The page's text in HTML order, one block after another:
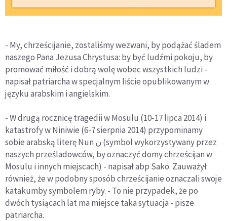
- My, chrześcijanie, zostaliśmy wezwani, by podążać śladem
naszego Pana Jezusa Chrystusa: by być ludźmi pokoju, by
promować miłość i dobrą wolę wobec wszystkich ludzi -
napisał patriarcha w specjalnym liście opublikowanym w
języku arabskim i angielskim.
- W drugą rocznicę tragedii w Mosulu (10-17 lipca 2014) i
katastrofy w Niniwie (6-7 sierpnia 2014) przypominamy
sobie arabską literę Nun ن (symbol wykorzystywany przez
naszych prześladowców, by oznaczyć domy chrześcijan w
Mosulu i innych miejscach) - napisał abp Sako. Zauważył
również, że w podobny sposób chrześcijanie oznaczali swoje
katakumby symbolem ryby. - To nie przypadek, że po
dwóch tysiącach lat ma miejsce taka sytuacja - pisze
patriarcha.